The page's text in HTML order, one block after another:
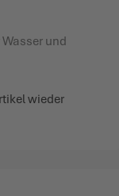
und
wieder